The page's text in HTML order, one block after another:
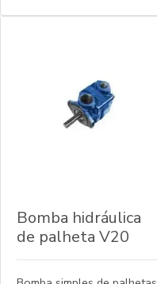
Bomba hidráulica
de palheta V20